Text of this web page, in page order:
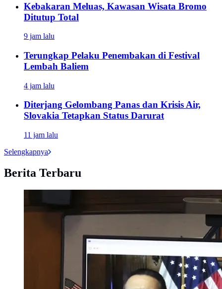
Kebakaran Meluas, Kawasan Wisata Bromo
Ditutup Total
9 jam lalu
Terungkap Pelaku Penembakan di Festival
Lembah Baliem
4 jam lalu
Diterjang Gelombang Panas dan Krisis Air,
Slovakia Tetapkan Status Darurat
11 jam lalu
Selengkapnya
Berita Terbaru